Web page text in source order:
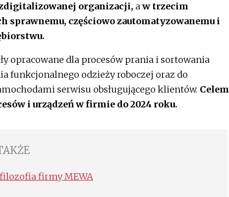
organizacji, aw trzecim
sprawnemu, częściowo zautomatyzowanemu i
opracowane dla procesów prania i sortowania
funkcjonalnego odzieży roboczej oraz do
serwisu obsługującego klientów. Celem
i urządzeń w firmie do 2024 roku.